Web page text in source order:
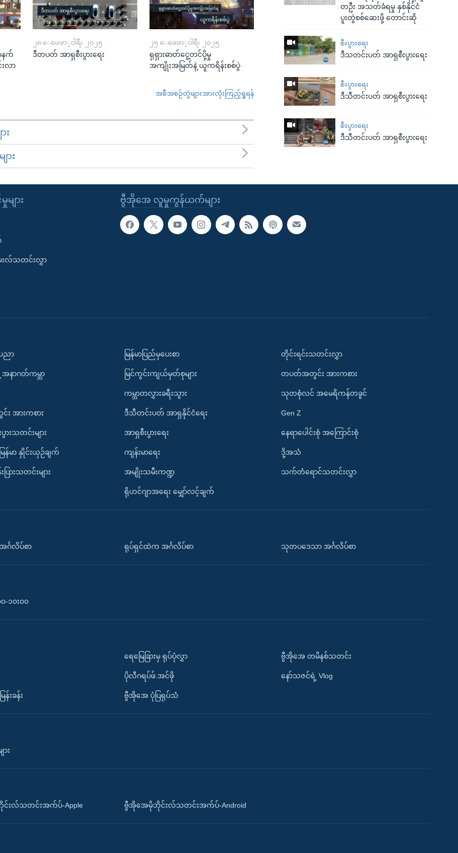
တဦး အသတ်ခံရမှု နှစ်နိုင်ငံ
ပူးတွဲစစ်ဆေးဖို့ တောင်းဆို
စီးပွားရေး
ဒီသတင်းပတ် အာရှစီးပွားရေး
စီးပွားရေး
ဒီသီတင်းပတ် အာရှစီးပွားရေး
စီးပွားရေး
ဒီသီတင်းပတ် အာရှစီးပွားရေး
နက်
လာ
၂၈ ေဖေဖာ္၀ါရီ၊ ၂၀၂၅
ဒီတပတ် အာရှစီးပွားရေး
၂၅ ေဖေဖာ္၀ါရီ၊ ၂၀၂၅
ရုရှားဓာတ်ငွေ့တင်ပို့မှု
အကျိုးအမြတ်နဲ့ ယူကရိန်းစစ်ပွဲ
အစီအစဉ်တွဲများအားလုံးကြည့်ရှုရန်
း
ား
ဗွီအိုအေ လူမှုကွန်ယက်များ
များ
းလ်သတင်းလွှာ
ညာ
နာဂတ်ကမ္ဘာ
အားကစား
းသတင်းများ
န်မာ နှိုင်းယှဉ်ချက်
ပြားသတင်းများ
မြန်မာပြည်မှပေးစာ
မြင်ကွင်းကျယ်မှတ်စုများ
ကမ္ဘာတလွှားခရီးသွား
ဒီသီတင်းပတ် အာရှနိုင်ငံရေး
အာရှစီးပွားရေး
ကျန်းမာရေး
အမျိုးသမီးကဏ္ဍ
ရိုဟင်ဂျာအရေး မျှော်လင့်ချက်
တိုင်းရင်းသတင်းလွှာ
တပတ်အတွင်း အားကစား
သုတစုံလင် အမေရိကန်တခွင်
Gen Z
နေရာပေါင်းစုံ အကြောင်းစုံ
ဒို့အသံ
သက်တံရောင်သတင်းလွှာ
င်္ဂလိပ်စာ ရုပ်ရှင်ထဲက အင်္ဂလိပ်စာ သုတပဒေသာ အင်္ဂလိပ်စာ
-၁၀း၀၀
းခန်း
ရေမြေခြားမှ ရုပ်ပုံလွှာ
ပိုလီဂရပ်ဖ်.အင်ဖို
ဗွီအိုအေ ပုံပြရုပ်သံ
ဗွီအိုအေ တမိနစ်သတင်း
နော်သဇင်ရဲ့ Vlog
း
းလ်သတင်းအက်ပ်-Apple ဗွီအိုအေမိုဘိုင်းလ်သတင်းအက်ပ်-Android